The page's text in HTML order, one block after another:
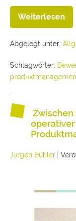
Weiterlesen
Abgelegt unter:
Schlagwörter:
Zwischen
operativer
Jürgen Bühler |